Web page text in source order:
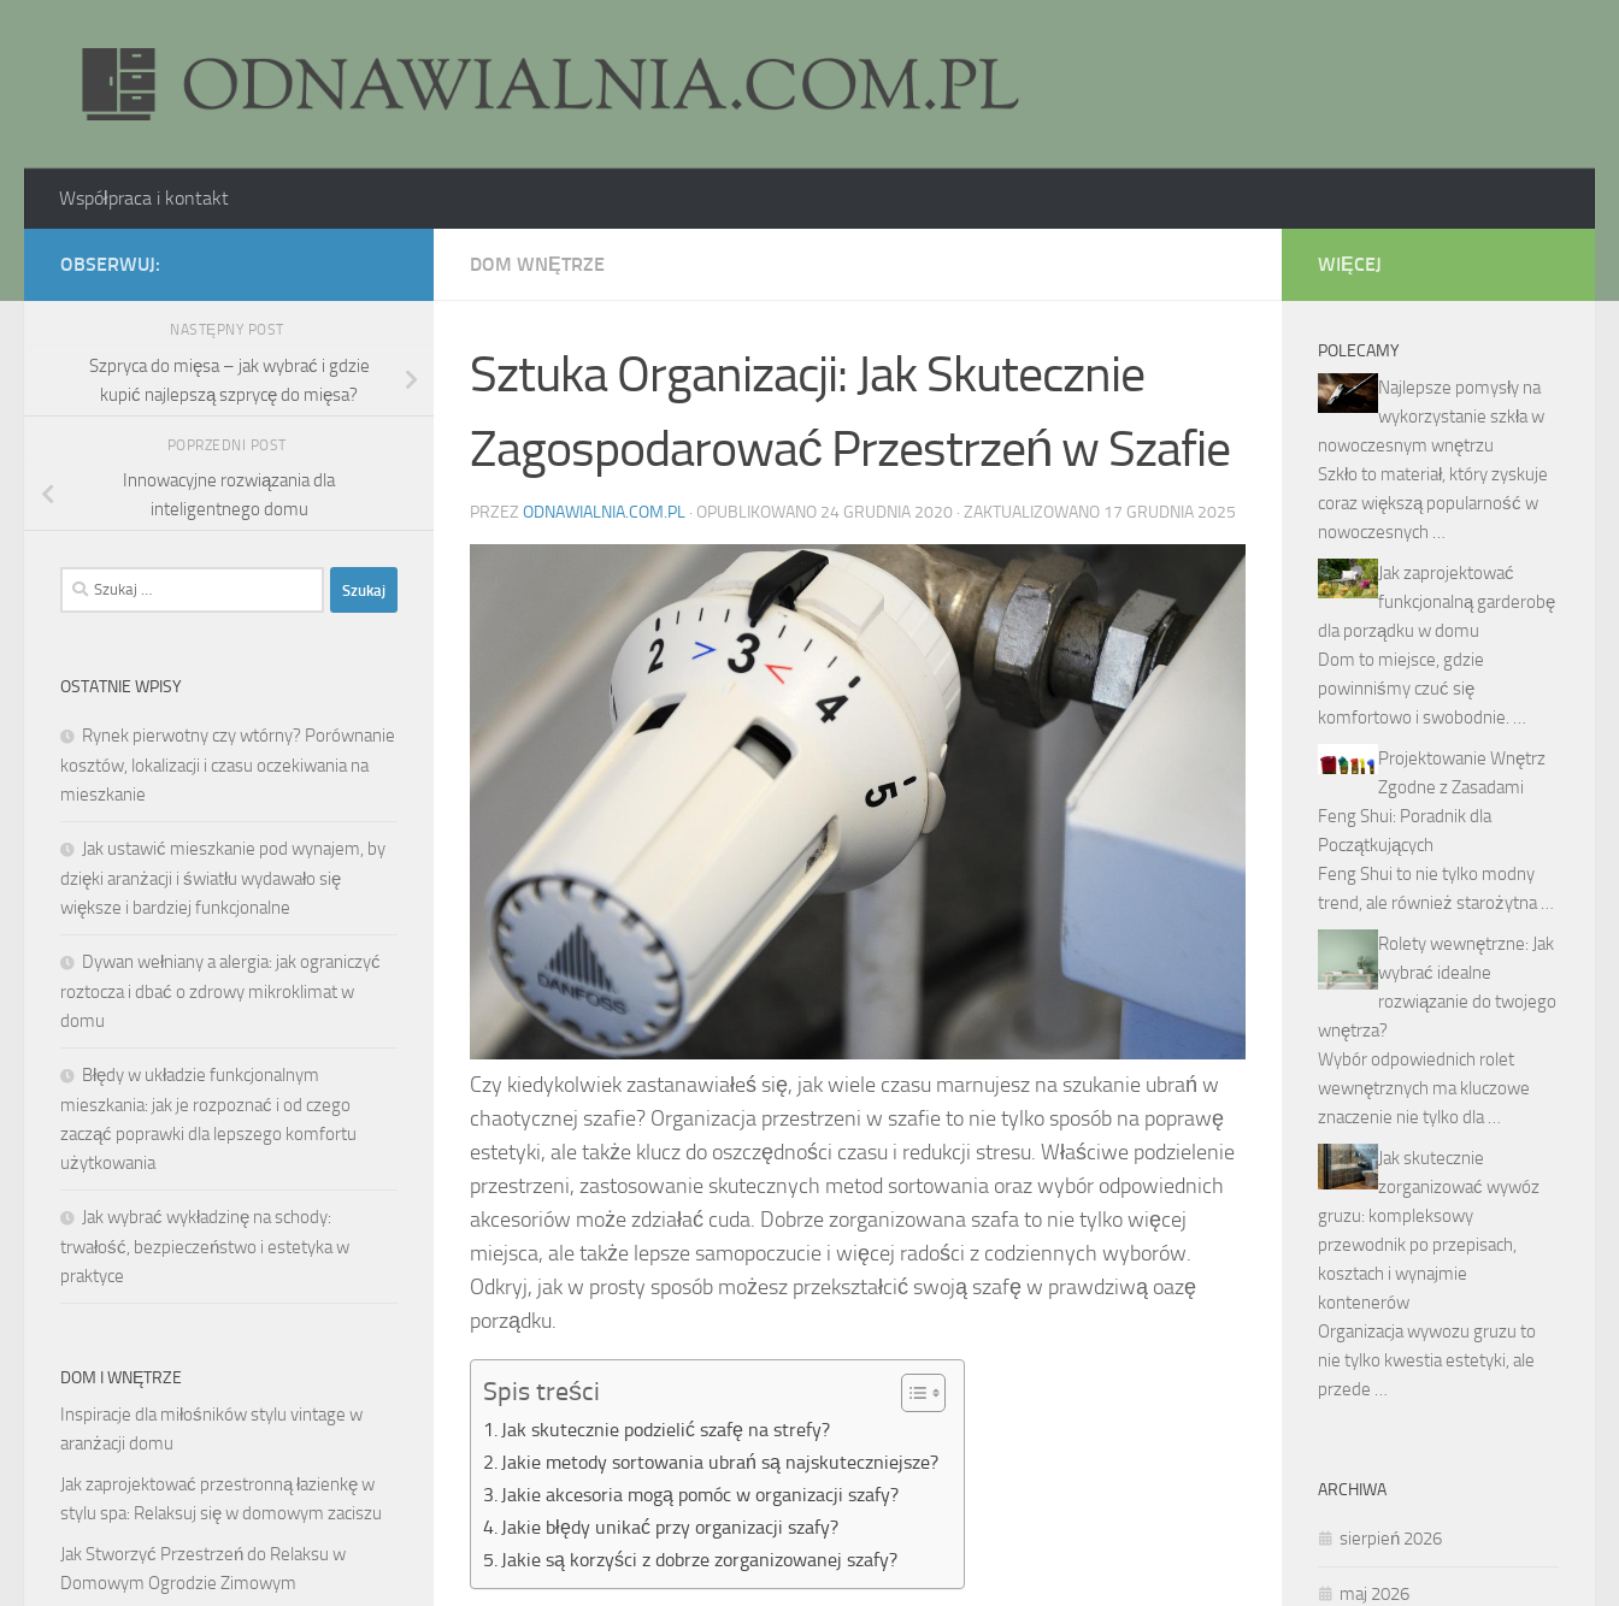
Współpraca i kontakt
DOM WNĘTRZE
Sztuka Organizacji: Jak Skutecznie
Zagospodarować Przestrzeń w Szafie
PRZEZ ODNAWIALNIA.COM.PL · OPUBLIKOWANO 24 GRUDNIA 2020 · ZAKTUALIZOWANO 17 GRUDNIA 2025
Czy kiedykolwiek zastanawiałeś się, jak wiele czasu marnujesz na szukanie ubrań w
chaotycznej szafie? Organizacja przestrzeni w szafie to nie tylko sposób na poprawę
estetyki, ale także klucz do oszczędności czasu i redukcji stresu. Właściwe podzielenie
przestrzeni, zastosowanie skutecznych metod sortowania oraz wybór odpowiednich
akcesoriów może zdziałać cuda. Dobrze zorganizowana szafa to nie tylko więcej
miejsca, ale także lepsze samopoczucie i więcej radości z codziennych wyborów.
Odkryj, jak w prosty sposób możesz przekształcić swoją szafę w prawdziwą oazę
porządku.
Spis treści
Jak skutecznie podzielić szafę na strefy?
Jakie metody sortowania ubrań są najskuteczniejsze?
Jakie akcesoria mogą pomóc w organizacji szafy?
Jakie błędy unikać przy organizacji szafy?
Jakie są korzyści z dobrze zorganizowanej szafy?
OBSERWUJ:
NASTĘPNY POST
Szpryca do mięsa – jak wybrać i gdzie
kupić najlepszą szprycę do mięsa?
POPRZEDNI POST
Innowacyjne rozwiązania dla
inteligentnego domu
Szukaj:
OSTATNIE WPISY
Rynek pierwotny czy wtórny? Porównanie
kosztów, lokalizacji i czasu oczekiwania na
mieszkanie
Jak ustawić mieszkanie pod wynajem, by
dzięki aranżacji i światłu wydawało się
większe i bardziej funkcjonalne
Dywan wełniany a alergia: jak ograniczyć
roztocza i dbać o zdrowy mikroklimat w
domu
Błędy w układzie funkcjonalnym
mieszkania: jak je rozpoznać i od czego
zacząć poprawki dla lepszego komfortu
użytkowania
Jak wybrać wykładzinę na schody:
trwałość, bezpieczeństwo i estetyka w
praktyce
DOM I WNĘTRZE
Inspiracje dla miłośników stylu vintage w
aranżacji domu
Jak zaprojektować przestronną łazienkę w
stylu spa: Relaksuj się w domowym zaciszu
Jak Stworzyć Przestrzeń do Relaksu w
Domowym Ogrodzie Zimowym
WIĘCEJ
POLECAMY
Najlepsze pomysły na
wykorzystanie szkła w
nowoczesnym wnętrzu
Szkło to materiał, który zyskuje
coraz większą popularność w
nowoczesnych …
Jak zaprojektować
funkcjonalną garderobę
dla porządku w domu
Dom to miejsce, gdzie
powinniśmy czuć się
komfortowo i swobodnie. …
Projektowanie Wnętrz
Zgodne z Zasadami
Feng Shui: Poradnik dla
Początkujących
Feng Shui to nie tylko modny
trend, ale również starożytna …
Rolety wewnętrzne: Jak
wybrać idealne
rozwiązanie do twojego
wnętrza?
Wybór odpowiednich rolet
wewnętrznych ma kluczowe
znaczenie nie tylko dla …
Jak skutecznie
zorganizować wywóz
gruzu: kompleksowy
przewodnik po przepisach,
kosztach i wynajmie
kontenerów
Organizacja wywozu gruzu to
nie tylko kwestia estetyki, ale
przede …
ARCHIWA
sierpień 2026
maj 2026